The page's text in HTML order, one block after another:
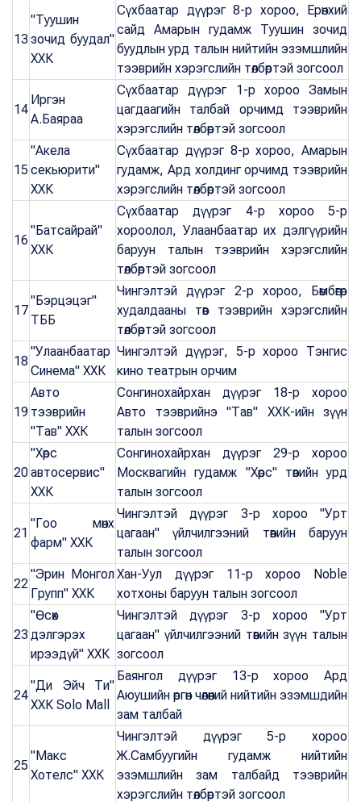
13
"Туушин
зочид буудал"
ХХК
Сүхбаатар дүүрэг 8-р хороо, Ерөнхий
сайд Амарын гудамж Туушин зочид
буудлын урд талын нийтийн эзэмшлийн
тээврийн хэрэгслийн төлбөртэй зогсоол
14
Иргэн
А.Баяраа
Сүхбаатар дүүрэг 1-р хороо Замын
цагдаагийн талбай орчимд тээврийн
хэрэгслийн төлбөртэй зогсоол
15
"Акела
секьюрити"
ХХК
Сүхбаатар дүүрэг 8-р хороо, Амарын
гудамж, Ард холдинг орчимд тээврийн
хэрэгслийн төлбөртэй зогсоол
16
"Батсайрай"
ХХК
Сүхбаатар дүүрэг 4-р хороо 5-р
хороолол, Улаанбаатар их дэлгүүрийн
баруун талын тээврийн хэрэгслийн
төлбөртэй зогсоол
17
"Бэрцэцэг"
ТББ
Чингэлтэй дүүрэг 2-р хороо, Бөмбөгөр
худалдааны төв тээврийн хэрэгслийн
төлбөртэй зогсоол
18
"Улаанбаатар
Синема" ХХК
Чингэлтэй дүүрэг, 5-р хороо Тэнгис
кино театрын орчим
19
Авто
тээврийн
"Тав" ХХК
Сонгинохайрхан дүүрэг 18-р хороо
Авто тээврийнэ "Тав" ХХК-ийн зүүн
талын зогсоол
20
"Хөрс
автосервис"
ХХК
Сонгинохайрхан дүүрэг 29-р хороо
Москвагийн гудамж "Хөрс" төвийн урд
талын зогсоол
21
"Гоо мөнх
фарм" ХХК
Чингэлтэй дүүрэг 3-р хороо "Урт
цагаан" үйлчилгээний төвийн баруун
талын зогсоол
22
"Эрин Монгол
Групп" ХХК
Хан-Уул дүүрэг 11-р хороо Noble
хотхоны баруун талын зогсоол
23
"Өсөх
дэлгэрэх
ирээдүй" ХХК
Чингэлтэй дүүрэг 3-р хороо "Урт
цагаан" үйлчилгээний төвийн зүүн талын
зогсоол
24
"Ди Эйч Ти"
ХХК Solo Mall
Баянгол дүүрэг 13-р хороо Ард
Аюушийн өргөн чөлөөний нийтийн эзэмшдийн
зам талбай
25
"Макс
Хотелс" ХХК
Чингэлтэй дүүрэг 5-р хороо
Ж.Самбуугийн гудамж нийтийн
эзэмшлийн зам талбайд тээврийн
хэрэгслийн төлбөртэй зогсоол